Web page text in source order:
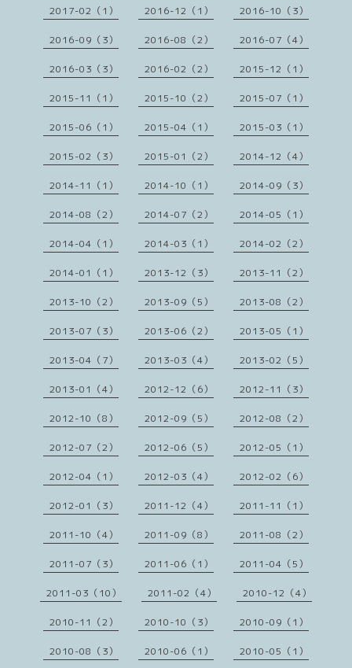
2017-02（1） 2016-12（1） 2016-10（3）
2016-09（3） 2016-08（2） 2016-07（4）
2016-03（3） 2016-02（2） 2015-12（1）
2015-11（1） 2015-10（2） 2015-07（1）
2015-06（1） 2015-04（1） 2015-03（1）
2015-02（3） 2015-01（2） 2014-12（4）
2014-11（1） 2014-10（1） 2014-09（3）
2014-08（2） 2014-07（2） 2014-05（1）
2014-04（1） 2014-03（1） 2014-02（2）
2014-01（1） 2013-12（3） 2013-11（2）
2013-10（2） 2013-09（5） 2013-08（2）
2013-07（3） 2013-06（2） 2013-05（1）
2013-04（7） 2013-03（4） 2013-02（5）
2013-01（4） 2012-12（6） 2012-11（3）
2012-10（8） 2012-09（5） 2012-08（2）
2012-07（2） 2012-06（5） 2012-05（1）
2012-04（1） 2012-03（4） 2012-02（6）
2012-01（3） 2011-12（4） 2011-11（1）
2011-10（4） 2011-09（8） 2011-08（2）
2011-07（3） 2011-06（1） 2011-04（5）
2011-03（10） 2011-02（4） 2010-12（4）
2010-11（2） 2010-10（3） 2010-09（1）
2010-08（3） 2010-06（1） 2010-05（1）